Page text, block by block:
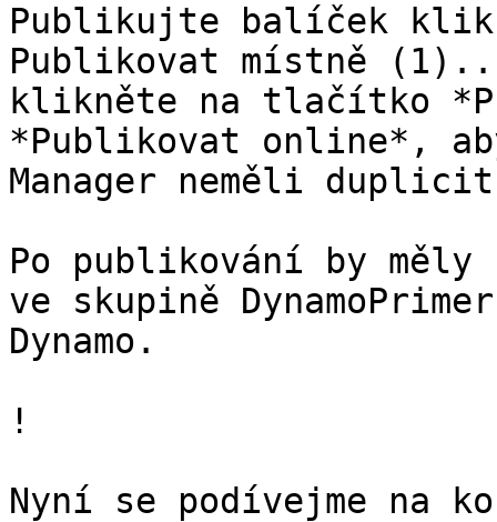
Publikujte balíček
Publikovat místně
klikněte na tlačítko
*Publikovat online*,
Manager neměli
Po publikování by
ve skupině
Dynamo.
!
Nyní se podívejme na